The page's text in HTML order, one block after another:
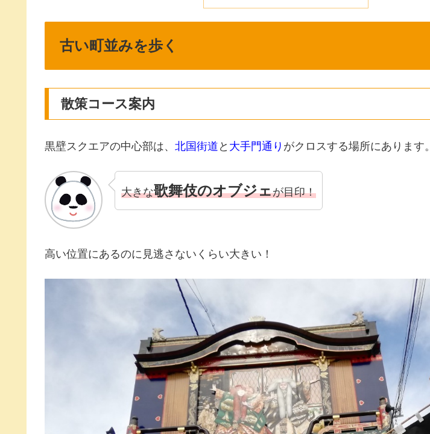
古い町並みを歩く
散策コース案内
黒壁スクエアの中心部は、 北国街道 と 大手門通り がクロスする場所にあります。
大きな歌舞伎のオブジェが目印！
高い位置にあるのに見逃さないくらい大きい！